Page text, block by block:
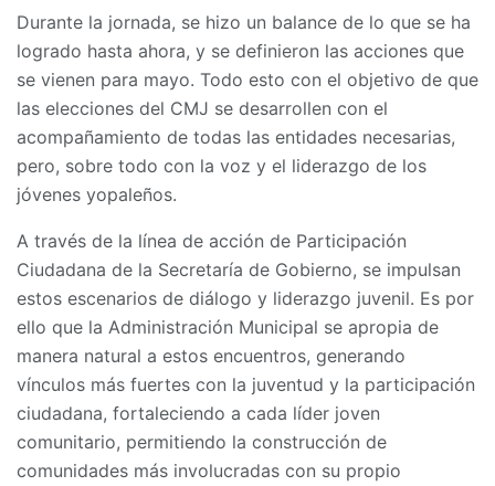
Durante la jornada, se hizo un balance de lo que se ha
logrado hasta ahora, y se definieron las acciones que
se vienen para mayo. Todo esto con el objetivo de que
las elecciones del CMJ se desarrollen con el
acompañamiento de todas las entidades necesarias,
pero, sobre todo con la voz y el liderazgo de los
jóvenes yopaleños.
A través de la línea de acción de Participación
Ciudadana de la Secretaría de Gobierno, se impulsan
estos escenarios de diálogo y liderazgo juvenil. Es por
ello que la Administración Municipal se apropia de
manera natural a estos encuentros, generando
vínculos más fuertes con la juventud y la participación
ciudadana, fortaleciendo a cada líder joven
comunitario, permitiendo la construcción de
comunidades más involucradas con su propio